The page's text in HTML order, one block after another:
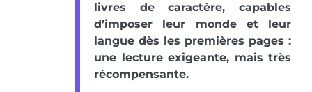
livres de caractère, capables
d’imposer leur monde et leur
langue dès les premières pages :
une lecture exigeante, mais très
récompensante.